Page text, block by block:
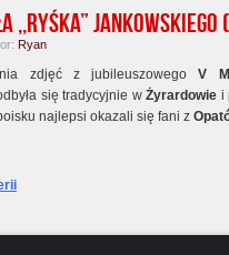
,,Ryśka”
Ryan
zdjęć z jubileuszowegoV
się tradycyjnie wŻyrardowie i
najlepsi okazali się fani z